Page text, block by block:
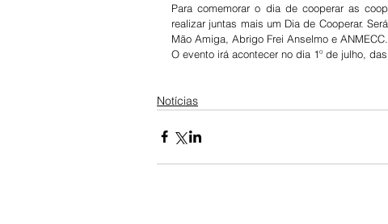
Para comemorar o dia de cooperar as
realizar juntas mais um Dia de Cooperar.
Mão Amiga, Abrigo Frei Anselmo e ANMECC.
O evento irá acontecer no dia 1º de julho,
Notícias